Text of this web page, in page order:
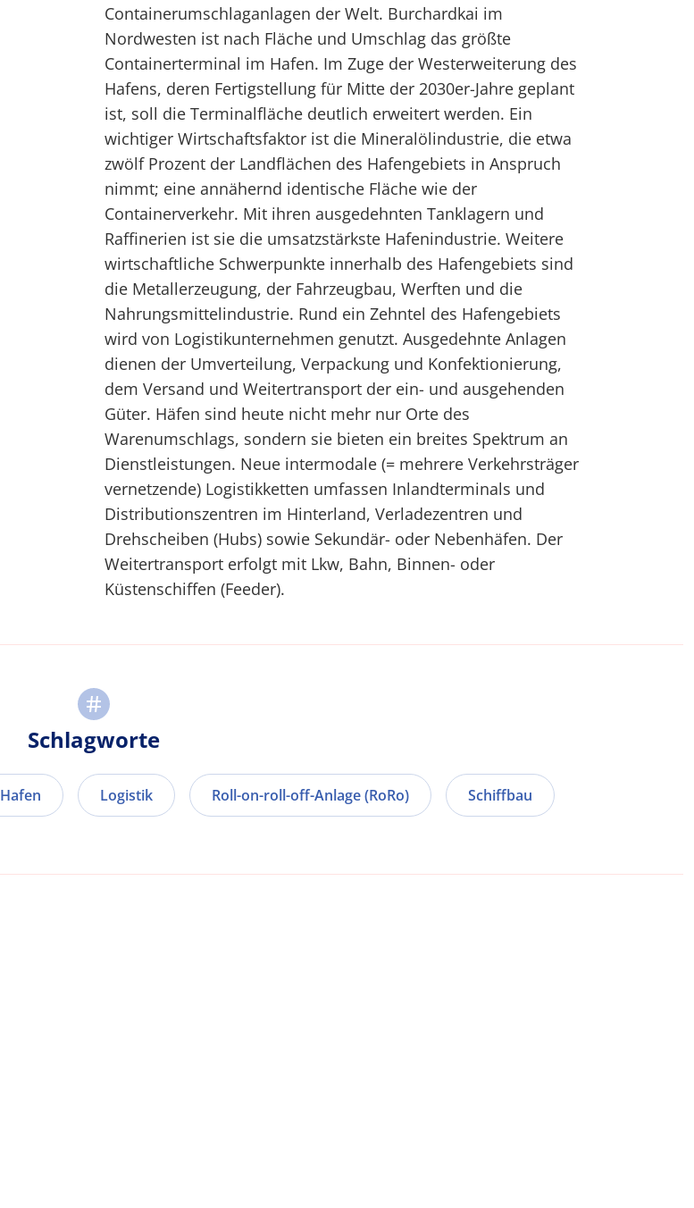
Containerumschlaganlagen der Welt. Burchardkai im
Nordwesten ist nach Fläche und Umschlag das größte
Containerterminal im Hafen. Im Zuge der Westerweiterung des
Hafens, deren Fertigstellung für Mitte der 2030er-Jahre geplant
ist, soll die Terminalfläche deutlich erweitert werden. Ein
wichtiger Wirtschaftsfaktor ist die Mineralölindustrie, die etwa
zwölf Prozent der Landflächen des Hafengebiets in Anspruch
nimmt; eine annähernd identische Fläche wie der
Containerverkehr. Mit ihren ausgedehnten Tanklagern und
Raffinerien ist sie die umsatzstärkste Hafenindustrie. Weitere
wirtschaftliche Schwerpunkte innerhalb des Hafengebiets sind
die Metallerzeugung, der Fahrzeugbau, Werften und die
Nahrungsmittelindustrie. Rund ein Zehntel des Hafengebiets
wird von Logistikunternehmen genutzt. Ausgedehnte Anlagen
dienen der Umverteilung, Verpackung und Konfektionierung,
dem Versand und Weitertransport der ein- und ausgehenden
Güter. Häfen sind heute nicht mehr nur Orte des
Warenumschlags, sondern sie bieten ein breites Spektrum an
Dienstleistungen. Neue intermodale (= mehrere Verkehrsträger
vernetzende) Logistikketten umfassen Inlandterminals und
Distributionszentren im Hinterland, Verladezentren und
Drehscheiben (Hubs) sowie Sekundär- oder Nebenhäfen. Der
Weitertransport erfolgt mit Lkw, Bahn, Binnen- oder
Küstenschiffen (Feeder).
Schlagworte
Hafen Logistik Roll-on-roll-off-Anlage (RoRo) Schiffbau